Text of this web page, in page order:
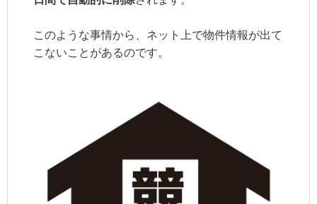
このような事情から、ネット上で物件情報が出て
こないことがあるのです。